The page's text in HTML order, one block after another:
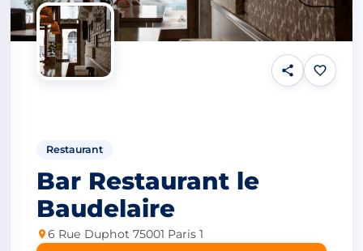
Restaurant
Bar Restaurant le
Baudelaire
6 Rue Duphot 75001 Paris 1